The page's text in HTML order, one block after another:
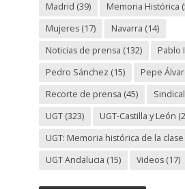
Madrid (39) Memoria Histórica
Mujeres(17) Navarra (14)
Noticias de prensa (132) Pablo
Pedro Sánchez (15) Pepe
Recorte de prensa (45)
UGT(323) UGT-Castilla y León
UGT: Memoria histórica de la
UGT Andalucia (15) Videos(17)